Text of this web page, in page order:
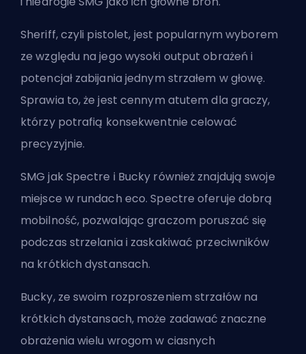
Sheriff, czyli pistolet, jest popularnym wyborem
ze względu na jego wysoki output obrażeń i
potencjał zabijania jednym strzałem w głowę.
Sprawia to, że jest cennym atutem dla graczy,
którzy potrafią konsekwentnie celować
precyzyjnie.
SMG jak Spectre i Bucky również znajdują swoje
miejsce w rundach eco. Spectre oferuje dobrą
mobilność, pozwalając graczom poruszać się
podczas strzelania i zaskakiwać przeciwników
na krótkich dystansach.
Bucky, ze swoim rozproszeniem strzałów na
krótkich dystansach, może zadawać znaczne
obrażenia wielu wrogom w ciasnych